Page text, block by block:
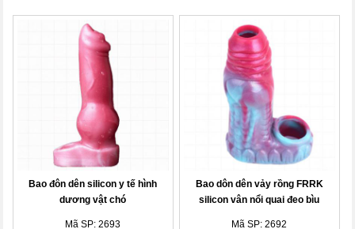
Bao đôn dên silicon y tế hình
dương vật chó
Mã SP: 2693
Bao dôn dên vảy rồng FRRK
silicon vân nổi quai đeo bìu
Mã SP: 2692